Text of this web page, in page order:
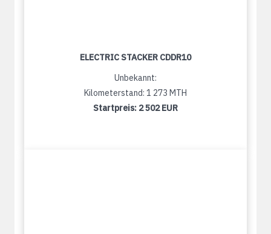
ELECTRIC STACKER CDDR10
Unbekannt:
Kilometerstand: 1 273 MTH
Startpreis: 2 502 EUR